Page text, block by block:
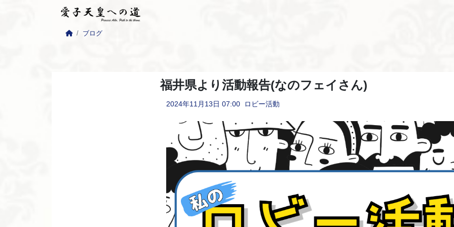
ブログ
福井県より活動報告(なのフェイさん)
2024年11月13日 07:00 ロビー活動